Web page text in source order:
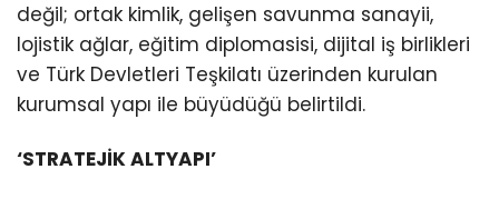
değil; ortak kimlik, gelişen savunma sanayii,
lojistik ağlar, eğitim diplomasisi, dijital iş birlikleri
ve Türk Devletleri Teşkilatı üzerinden kurulan
kurumsal yapı ile büyüdüğü belirtildi.
‘STRATEJİK ALTYAPI’